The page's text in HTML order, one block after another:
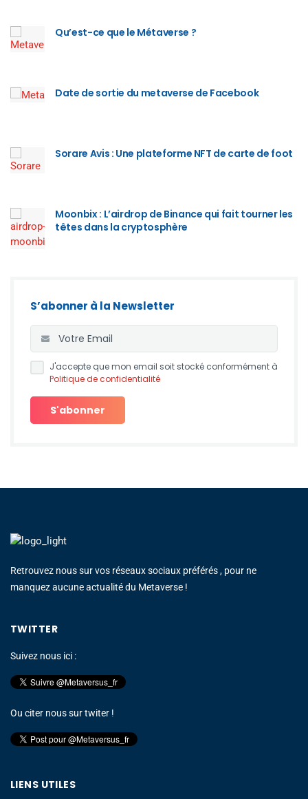
Qu’est-ce que le Métaverse ?
Date de sortie du metaverse de Facebook
Sorare Avis : Une plateforme NFT de carte de foot
Moonbix : L’airdrop de Binance qui fait tourner les
têtes dans la cryptosphère
S’abonner à la Newsletter
J'accepte que mon email soit stocké conformément à
Politique de confidentialité
Retrouvez nous sur vos réseaux sociaux préférés , pour ne
manquez aucune actualité du Metaverse !
TWITTER
Suivez nous ici :
Ou citer nous sur twiter !
LIENS UTILES